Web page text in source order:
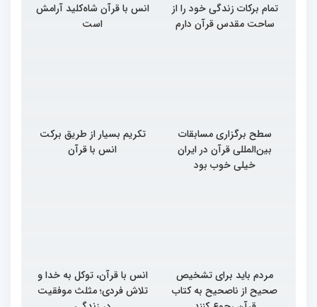
تمام برکات زندگی خود را از
ساحت مقدس قرآن دارم
انس با قرآن شاه‌کلید آرامش
است
سطح برگزاری مسابقات
بین‌المللی قرآن در ایران
خیلی خوب بود
تکریم بسیار از طریق برکت
انس با قرآن
مردم باید برای تشخیص
صحیح از ناصحیح به کتاب
انس با قرآن، توکل به خدا و
تلاش فردی؛ مثلث موفقیت